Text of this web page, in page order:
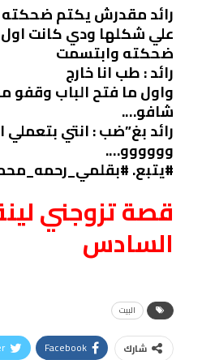
رائد مقدرش يكتم
علي شكلها ودي كانت
ضحكته وابتسمت
رائد : طب انا خارج
واول ما فتح الباب وقفو
شافو….
رائد بغ”ضب : انتي
وووووو….
#يتبع.
قصة تزوجني
السادس
البيت
شارك Facebook